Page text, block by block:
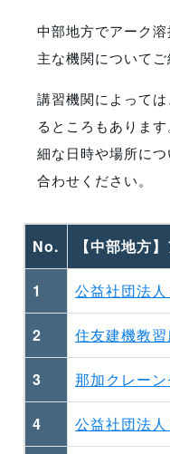
6 技術技能講
中部地方でアーク
主な機関についてご
講習機関によって
るところもありま
細な日時や場所に
合わせください。
No. 【中部地方
1 公益社団法
2 住友建機教
3 那加クレー
4 公益社団法